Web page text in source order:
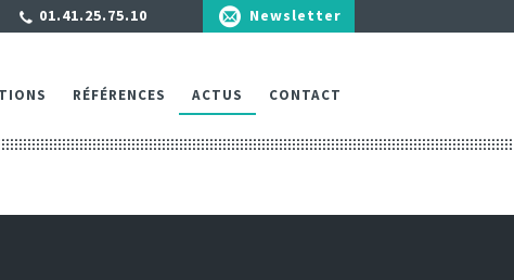
Newsletter
01.41.25.75.10
RÉFÉRENCES ACTUS CONTACT